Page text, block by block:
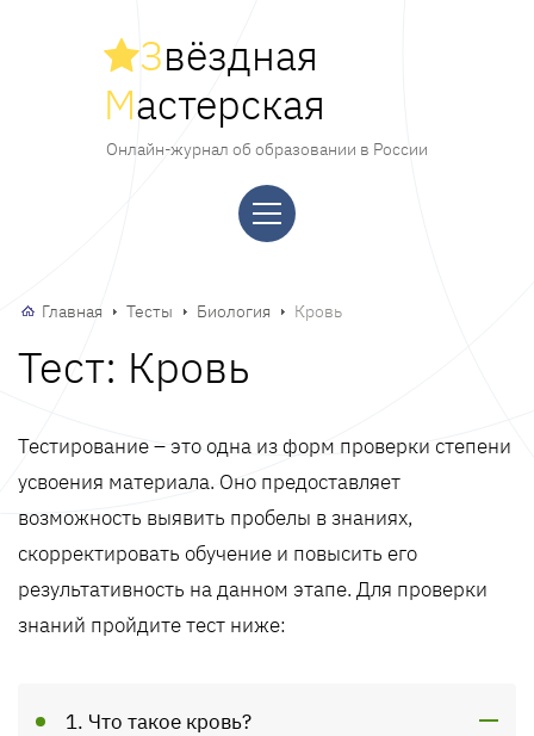
Звёздная
Мастерская
Онлайн-журнал об образовании в России
Главная Тесты Биология Кровь
Тест: Кровь
Тестирование – это одна из форм проверки степени
усвоения материала. Оно предоставляет
возможность выявить пробелы в знаниях,
скорректировать обучение и повысить его
результативность на данном этапе. Для проверки
знаний пройдите тест ниже:
1. Что такое кровь?